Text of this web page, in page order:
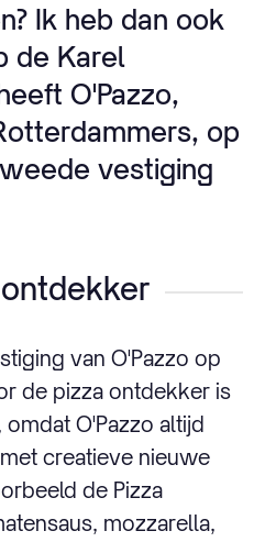
Ik heb dan ook
de Karel
O'Pazzo,
op
vestiging
van O'Pazzo op
de pizza ontdekker is
O'Pazzo altijd
creatieve nieuwe
de Pizza
mozzarella,